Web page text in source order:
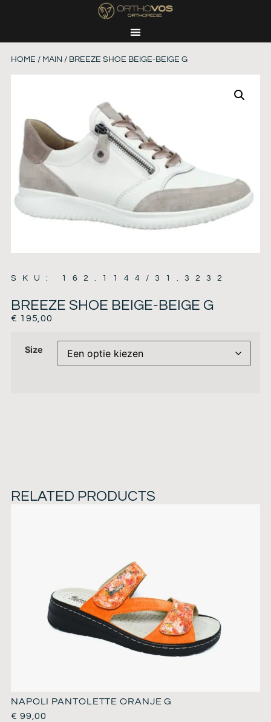
HOME / MAIN / BREEZE SHOE BEIGE-BEIGE G
SKU: 162.1144/31.3232
BREEZE SHOE BEIGE-BEIGE G
€ 195,00
Size
RELATED PRODUCTS
NAPOLI PANTOLETTE ORANJE G
€ 99,00